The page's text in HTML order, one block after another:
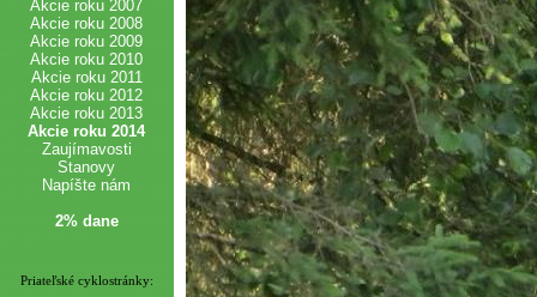
Akcie roku 2007
Akcie roku 2008
Akcie roku 2009
Akcie roku 2010
Akcie roku 2011
Akcie roku 2012
Akcie roku 2013
Akcie roku 2014
Zaujímavosti
Stanovy
Napíšte nám
2% dane
Priateľské cyklostránky: